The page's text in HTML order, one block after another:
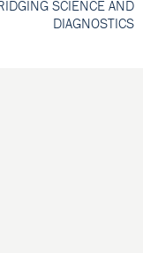
SCIENCE AND
DIAGNOSTICS